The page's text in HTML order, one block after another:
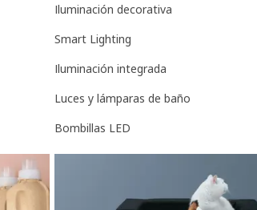
Iluminación decorativa
Smart Lighting
Iluminación integrada
Luces y lámparas de baño
Bombillas LED